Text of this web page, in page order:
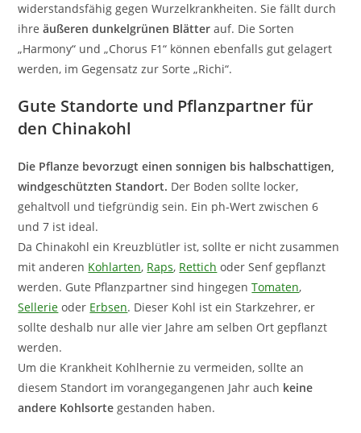
widerstandsfähig gegen Wurzelkrankheiten. Sie fällt durch
ihreäußeren dunkelgrünen Blätter auf. Die Sorten
„Harmony“ und „Chorus F1“ können ebenfalls gut gelagert
werden, im Gegensatz zur Sorte „Richi“.
Gute Standorte und Pflanzpartner für
den Chinakohl
Die Pflanze bevorzugt einen sonnigen bis halbschattigen,
windgeschützten Standort. Der Boden sollte locker,
gehaltvoll und tiefgründig sein. Ein ph-Wert zwischen 6
und 7 ist ideal.
Da Chinakohl ein Kreuzblütler ist, sollte er nicht zusammen
mit anderen Kohlarten, Raps, Rettich oder Senf gepflanzt
werden. Gute Pflanzpartner sind hingegenTomaten,
Sellerie oder Erbsen. Dieser Kohl ist ein Starkzehrer, er
sollte deshalb nur alle vier Jahre am selben Ort gepflanzt
werden.
Um die Krankheit Kohlhernie zu vermeiden, sollte an
diesem Standort im vorangegangenen Jahr auch keine
andere Kohlsorte gestanden haben.